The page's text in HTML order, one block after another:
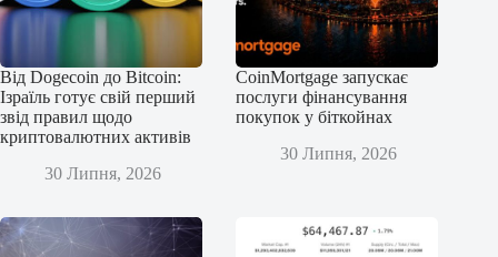
Від Dogecoin до Bitcoin:
Ізраїль готує свій перший
звід правил щодо
криптовалютних активів
30 Липня, 2026
CoinMortgage запускає
послуги фінансування
покупок у біткойнах
30 Липня, 2026